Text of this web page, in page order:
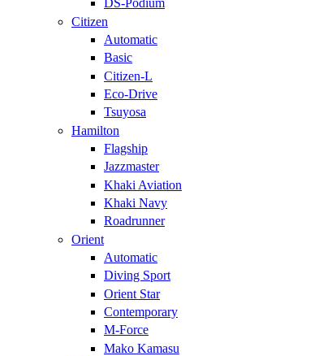
DS-Podium
Citizen
Automatic
Basic
Citizen-L
Eco-Drive
Tsuyosa
Hamilton
Flagship
Jazzmaster
Khaki Aviation
Khaki Navy
Roadrunner
Orient
Automatic
Diving Sport
Orient Star
Contemporary
M-Force
Mako Kamasu